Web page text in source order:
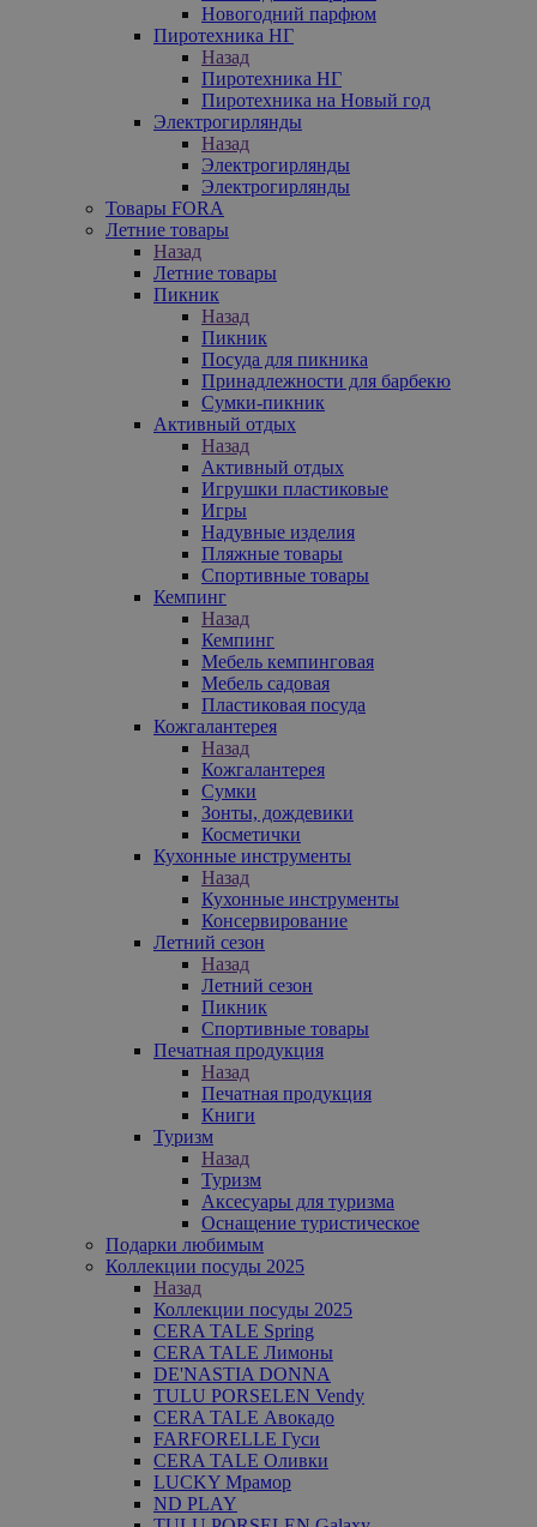
Новогодний парфюм
Пиротехника НГ
Назад
Пиротехника НГ
Пиротехника на Новый год
Электрогирлянды
Назад
Электрогирлянды
Электрогирлянды
Товары FORA
Летние товары
Назад
Летние товары
Пикник
Назад
Пикник
Посуда для пикника
Принадлежности для барбекю
Сумки-пикник
Активный отдых
Назад
Активный отдых
Игрушки пластиковые
Игры
Надувные изделия
Пляжные товары
Спортивные товары
Кемпинг
Назад
Кемпинг
Мебель кемпинговая
Мебель садовая
Пластиковая посуда
Кожгалантерея
Назад
Кожгалантерея
Сумки
Зонты, дождевики
Косметички
Кухонные инструменты
Назад
Кухонные инструменты
Консервирование
Летний сезон
Назад
Летний сезон
Пикник
Спортивные товары
Печатная продукция
Назад
Печатная продукция
Книги
Туризм
Назад
Туризм
Аксесуары для туризма
Оснащение туристическое
Подарки любимым
Коллекции посуды 2025
Назад
Коллекции посуды 2025
CERA TALE Spring
CERA TALE Лимоны
DE'NASTIA DONNA
TULU PORSELEN Vendy
CERA TALE Авокадо
FARFORELLE Гуси
CERA TALE Оливки
LUCKY Мрамор
ND PLAY